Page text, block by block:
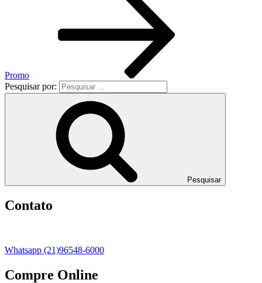
Promo
Pesquisar por:
Pesquisar
Contato
Whatsapp (21)96548-6000
Compre Online